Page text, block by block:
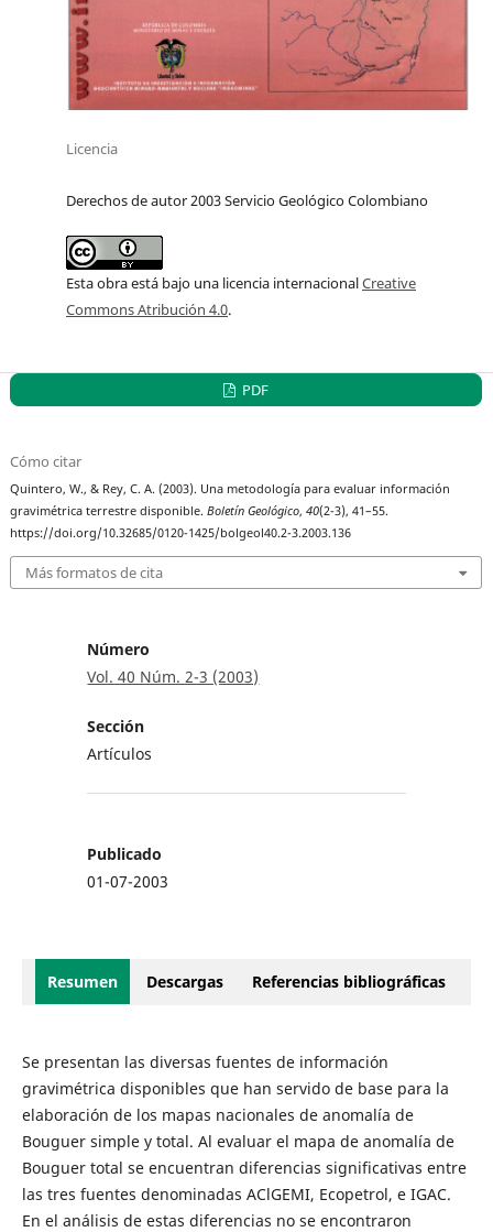
Licencia
Derechos de autor 2003 Servicio Geológico Colombiano
Esta obra está bajo una licencia internacionalCreative
Commons Atribución 4.0.
PDF
Cómo citar
Quintero, W., & Rey, C. A. (2003). Una metodología para evaluar información
gravimétrica terrestre disponible.Boletín Geológico,40(2-3), 41–55.
https://doi.org/10.32685/0120-1425/bolgeol40.2-3.2003.136
Más formatos de cita
Número
Vol. 40 Núm. 2-3 (2003)
Sección
Artículos
Publicado
01-07-2003
Resumen Descargas Referencias bibliográficas
Se presentan las diversas fuentes de información
gravimétrica disponibles que han servido de base para la
elaboración de los mapas nacionales de anomalía de
Bouguer simple y total. Al evaluar el mapa de anomalía de
Bouguer total se encuentran diferencias significativas entre
las tres fuentes denominadas AClGEMI, Ecopetrol, e IGAC.
En el análisis de estas diferencias no se encontraron